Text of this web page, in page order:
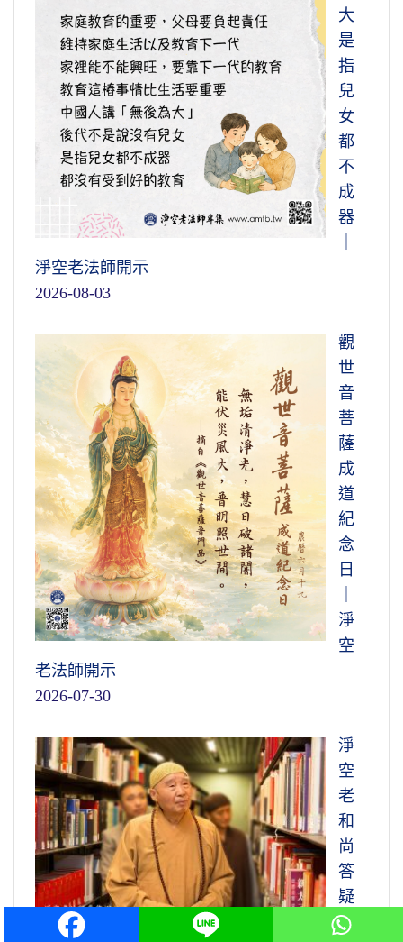
大
是
指
兒
女
都
不
成
器
淨空老法師開示
2026-08-03
觀
世
音
菩
薩
成
道
紀
念
日
淨
空
老法師開示
2026-07-30
淨
空
老
和
尚
答
疑
解